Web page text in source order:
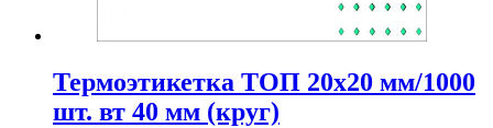
Термоэтикетка ТОП 20х20 мм/1000
шт. вт 40 мм (круг)